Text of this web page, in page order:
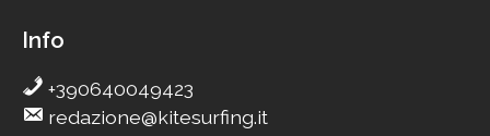
Info
+390640049423
redazione@kitesurfing.it